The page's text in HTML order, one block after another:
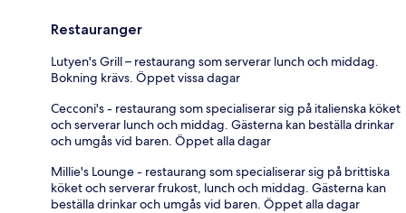
Restauranger
Lutyen's Grill – restaurang som serverar lunch och middag.
Bokning krävs. Öppet vissa dagar
Cecconi's - restaurang som specialiserar sig på italienska köket
och serverar lunch och middag. Gästerna kan beställa drinkar
och umgås vid baren. Öppet alla dagar
Millie's Lounge - restaurang som specialiserar sig på brittiska
köket och serverar frukost, lunch och middag. Gästerna kan
beställa drinkar och umgås vid baren. Öppet alla dagar